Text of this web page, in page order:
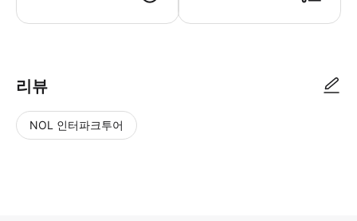
리뷰
NOL 인터파크투어